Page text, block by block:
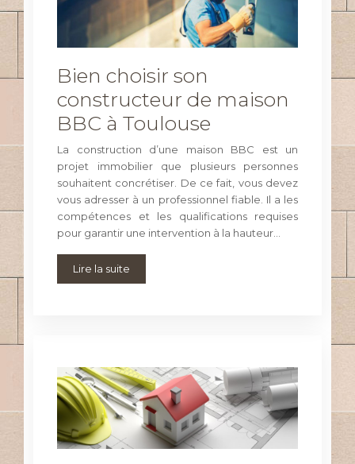
Bien choisir son
constructeur de maison
BBC à Toulouse
La construction d’une maison BBC est un
projet immobilier que plusieurs personnes
souhaitent concrétiser. De ce fait, vous devez
vous adresser à un professionnel fiable. Il a les
compétences et les qualifications requises
pour garantir une intervention à la hauteur…
Lire la suite